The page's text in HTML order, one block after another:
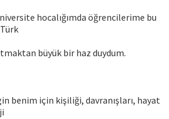
hocalığımda öğrencilerime bu
büyük bir haz duydum.
benim için kişiliği, davranışları, hayat